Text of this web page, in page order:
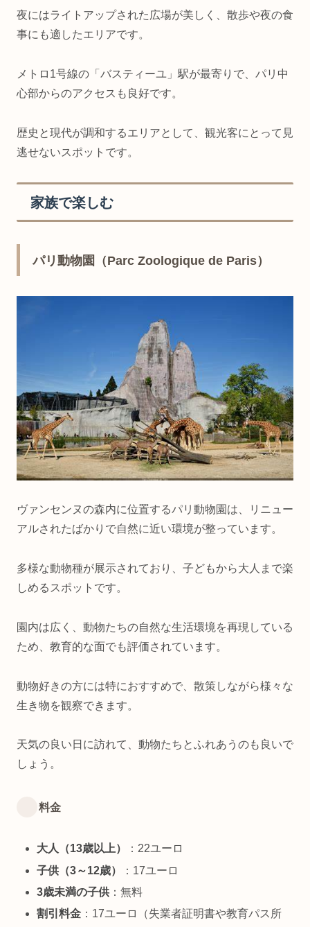
夜にはライトアップされた広場が美しく、散歩や夜の食
事にも適したエリアです。
メトロ1号線の「バスティーユ」駅が最寄りで、パリ中
心部からのアクセスも良好です。
歴史と現代が調和するエリアとして、観光客にとって見
逃せないスポットです。
家族で楽しむ
パリ動物園（Parc Zoologique de Paris）
ヴァンセンヌの森内に位置するパリ動物園は、リニュー
アルされたばかりで自然に近い環境が整っています。
多様な動物種が展示されており、子どもから大人まで楽
しめるスポットです。
園内は広く、動物たちの自然な生活環境を再現している
ため、教育的な面でも評価されています。
動物好きの方には特におすすめで、散策しながら様々な
生き物を観察できます。
天気の良い日に訪れて、動物たちとふれあうのも良いで
しょう。
料金
大人（13歳以上）
：22ユーロ
子供（3～12歳）
：17ユーロ
3歳未満の子供 ：無料
割引料金 ：17ユーロ（失業者証明書や教育パス所